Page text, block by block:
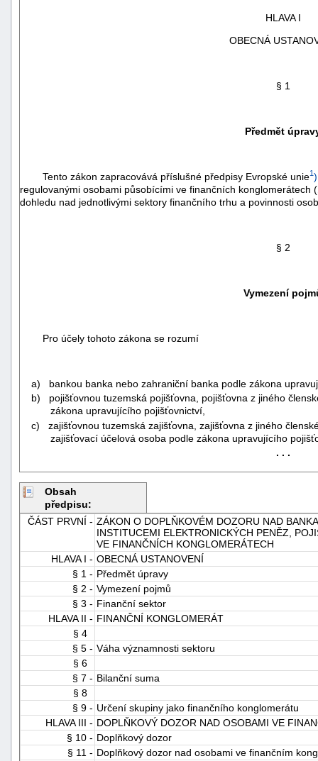
HLAVA I
OBECNÁ
§ 1
Předmět
Tento zákon zapracovává příslušné předpisy Evropské unie1 )
regulovanými osobami působícími ve finančních konglomerátech
dohledu nad jednotlivými sektory finančního trhu a povinnosti
§ 2
Vymezení
Pro účely tohoto zákona se rozumí
a) bankou banka nebo zahraniční banka podle zákona
b) pojišťovnou tuzemská pojišťovna, pojišťovna z jiného
zákona upravujícího pojišťovnictví,
c) zajišťovnou tuzemská zajišťovna, zajišťovna z jiného
zajišťovací účelová osoba podle zákona upravujícího
. . .
Obsah
předpisu:
ČÁST PRVNÍ - ZÁKON O DOPLŇKOVÉM DOZORU NAD
INSTITUCEMI ELEKTRONICKÝCH PENĚZ,
VE FINANČNÍCH KONGLOMERÁTECH
HLAVA I - OBECNÁ USTANOVENÍ
§ 1 - Předmět úpravy
§ 2 - Vymezení pojmů
§ 3 - Finanční sektor
HLAVA II - FINANČNÍ KONGLOMERÁT
§ 4
§ 5 - Váha významnosti sektoru
§ 6
§ 7 - Bilanční suma
§ 8
§ 9 - Určení skupiny jako finančního konglomerátu
HLAVA III - DOPLŇKOVÝ DOZOR NAD OSOBAMI VE
§ 10 - Doplňkový dozor
§ 11 - Doplňkový dozor nad osobami ve finančním
škod"